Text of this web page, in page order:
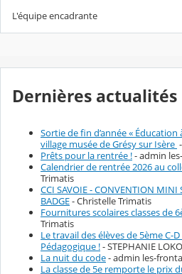
L'équipe encadrante
Dernières actualités
Sortie de fin d’année «
village musée de Grésy sur Isère
Prêts pour la rentrée !- admin
Calendrier de rentrée 2026 au
Trimatis
CCI SAVOIE - CONVENTION MINI
BADGE- Christelle Trimatis
Fournitures scolaires classes de
Trimatis
Le travail des élèves de 5ème C-
Pédagogique !- STEPHANIE
La nuit du code- admin les-
La classe de 5e remporte le prix